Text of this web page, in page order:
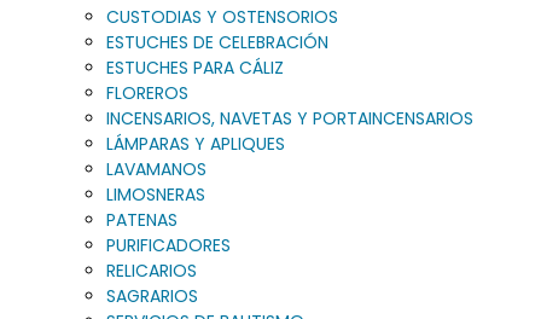
CUSTODIAS Y OSTENSORIOS
ESTUCHES DE CELEBRACIÓN
ESTUCHES PARA CÁLIZ
FLOREROS
INCENSARIOS, NAVETAS Y PORTAINCENSARIOS
LÁMPARAS Y APLIQUES
LAVAMANOS
LIMOSNERAS
PATENAS
PURIFICADORES
RELICARIOS
SAGRARIOS